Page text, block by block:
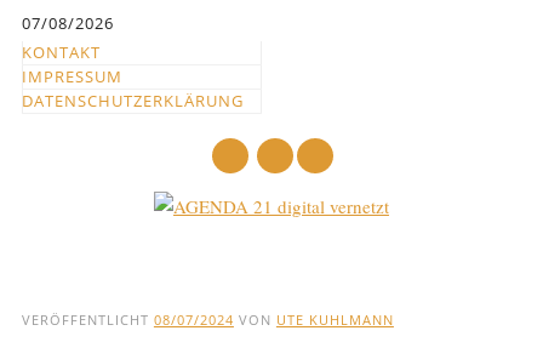
springen
07/08/2026
KONTAKT
IMPRESSUM
DATENSCHUTZERKLÄRUNG
und
VERÖFFENTLICHT 08/07/2024 VON UTE KUHLMANN